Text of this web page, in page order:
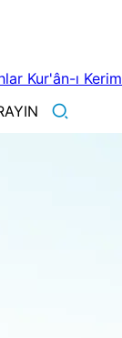
Kur'ân-ı Kerim